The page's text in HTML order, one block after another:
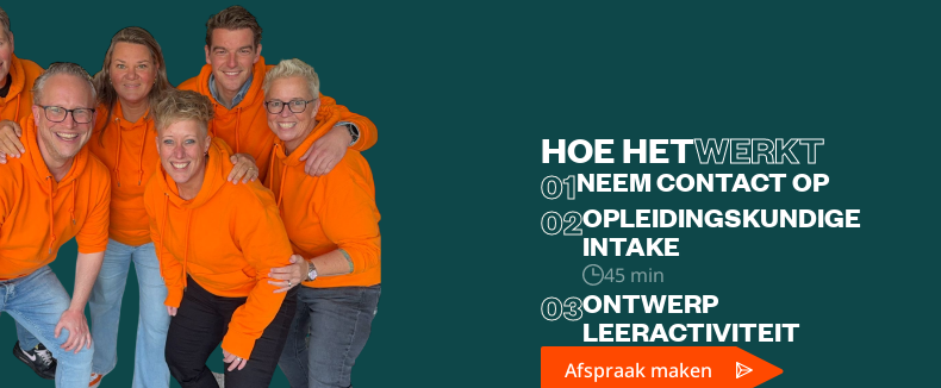
HOE HETWERKT
01NEEM CONTACT OP
02OPLEIDINGSKUNDIGE
INTAKE
45 min
03ONTWERP
LEERACTIVITEIT
Afspraak maken